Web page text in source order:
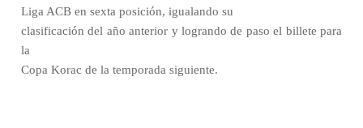
Liga ACB en sexta posición, igualando su
clasificación del año anterior y logrando de paso el billete para
la
Copa Korac de la temporada siguiente.